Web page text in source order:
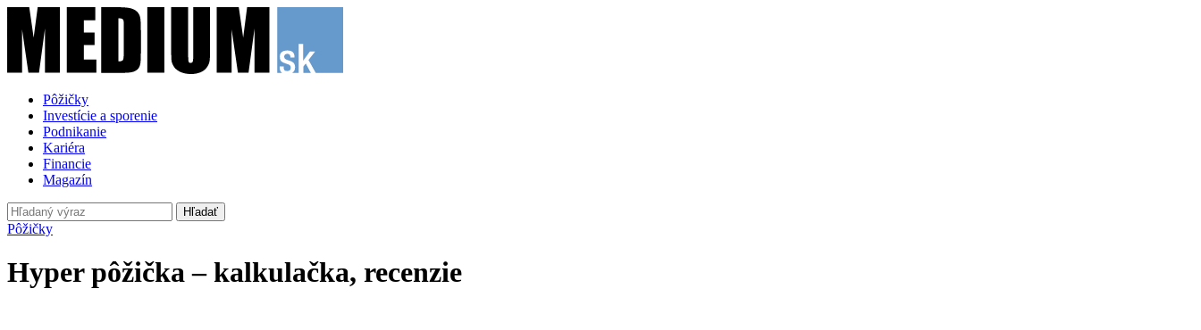
Pôžičky
Investície a sporenie
Podnikanie
Kariéra
Financie
Magazín
Hľadať
Pôžičky
Hyper pôžička – kalkulačka, recenzie